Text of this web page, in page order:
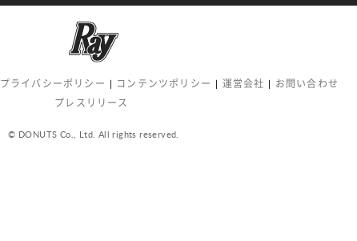
プライバシーポリシー コンテンツポリシー 運営会社
お問い合わせ
プレスリリース
© DONUTS Co., Ltd. All rights reserved.